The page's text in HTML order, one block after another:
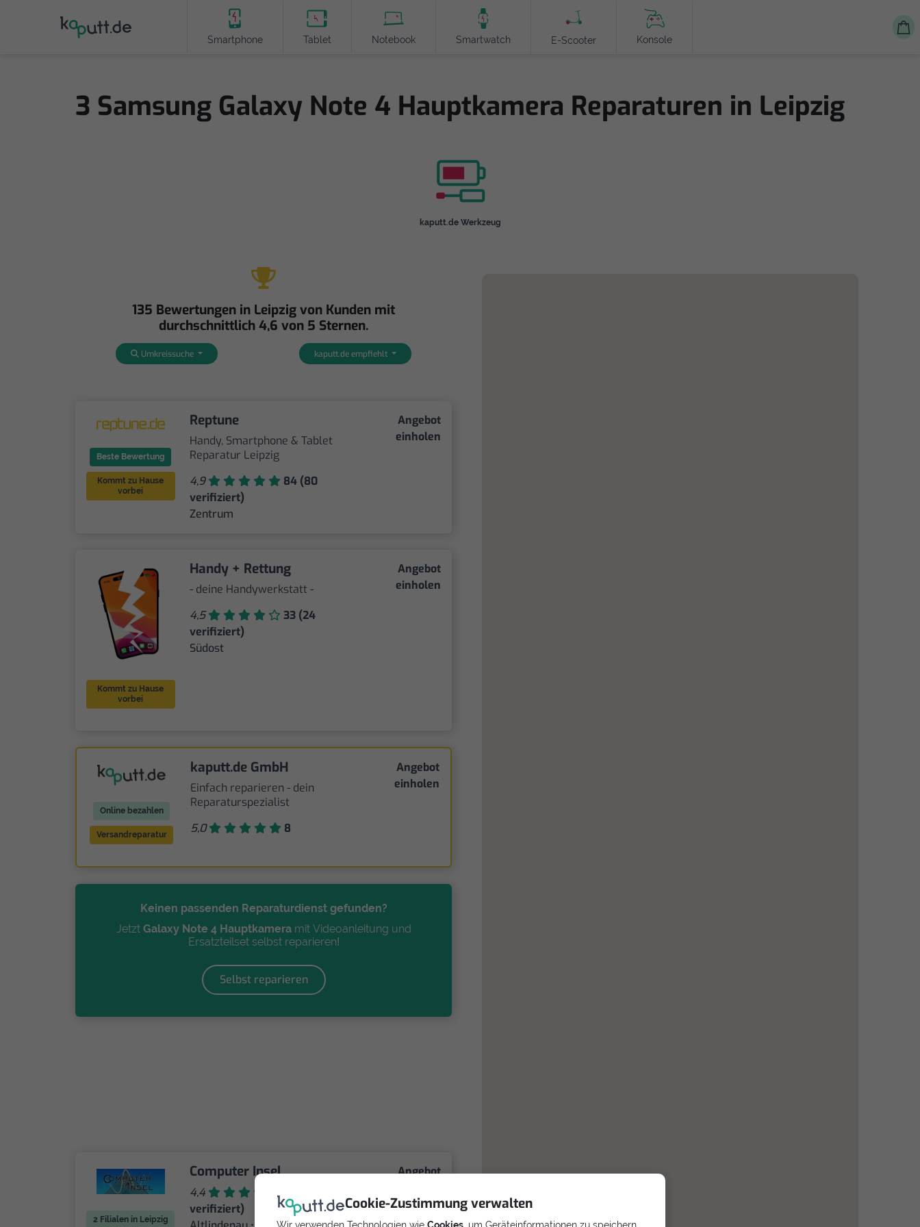
Cookie-Zustimmung verwalten
Wir verwenden Technologien wie Cookies , um Geräteinformationen zu speichern
Smartphone Tablet Notebook Smartwatch E-Scooter Konsole
3 Samsung Galaxy Note 4 Hauptkamera Reparaturen in Leipzig
kaputt.de Werkzeug
135 Bewertungen in Leipzig von Kunden mit
durchschnittlich 4,6 von 5 Sternen.
Umkreissuche kaputt.de empfiehlt
Beste Bewertung
Kommt zu Hause
vorbei
Reptune
Handy, Smartphone & Tablet
Reparatur Leipzig
4,9
84 (80
verifiziert)
Zentrum
Angebot
einholen
Kommt zu Hause
vorbei
Handy + Rettung
- deine Handywerkstatt -
4,5
33 (24
verifiziert)
Südost
Angebot
einholen
Online bezahlen
Versandreparatur
kaputt.de GmbH
Einfach reparieren - dein
Reparaturspezialist
5,0
8
Angebot
einholen
Keinen passenden Reparaturdienst gefunden?
Jetzt Galaxy Note 4 Hauptkameramit Videoanleitung und
Ersatzteilset selbst reparieren!
Selbst reparieren
2 Filialen in Leipzig
Computer Insel
4,4
verifiziert)
Angebot